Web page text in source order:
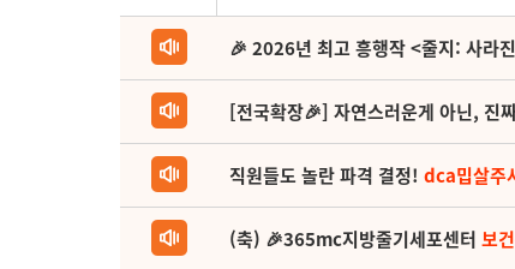
🎉 2026년 최고 흥행작 <줄지: 사라
[전국확장🎉] 자연스러운게 아닌, 진
직원들도 놀란 파격 결정! dca밉살주
(축) 🎉365mc지방줄기세포센터 보